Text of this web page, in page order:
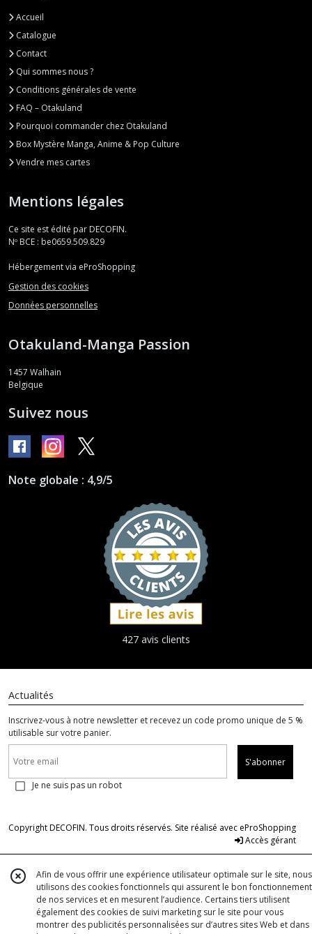
Accueil
Catalogue
Contact
Qui sommes nous ?
Conditions générales de vente
FAQ – Otakuland
Pourquoi commander chez Otakuland
Box Mystère Manga, Anime & Pop Culture
Vendre mes cartes
Mentions légales
Ce site est édité par DECOFIN.
Nº BCE : be0659.509.829
Hébergement via eProShopping
Gestion des cookies
Données personnelles
Otakuland-Manga Passion
1457 Walhain
Belgique
Suivez nous
Note globale : 4,9/5
427 avis clients
Actualités
Inscrivez-vous à notre newsletter et recevez un code promo unique de 5 %
utilisable sur votre panier.
S'abonner
Je ne suis pas un robot
Copyright DECOFIN. Tous droits réservés. Site réalisé avec eProShopping
Accès gérant
Afin de vous offrir une expérience utilisateur optimale sur le site, nous
utilisons des cookies fonctionnels qui assurent le bon fonctionnement
de nos services et en mesurent l’audience. Certains tiers utilisent
également des cookies de suivi marketing sur le site pour vous
montrer des publicités personnalisées sur d’autres sites Web et dans